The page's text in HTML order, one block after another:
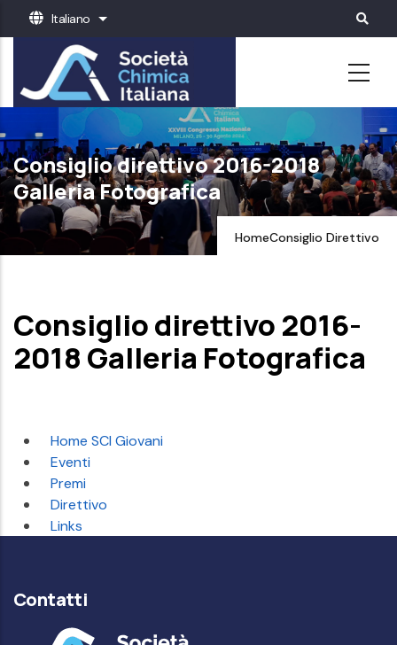
Salta
contenuto
principale
Italiano Mostra ulteriori azioni
Consiglio direttivo 2016-2018
Galleria Fotografica
HomeConsiglio Direttivo
Consiglio direttivo 2016-
2018 Galleria Fotografica
Home SCI Giovani
Eventi
Premi
Direttivo
Links
Contatti